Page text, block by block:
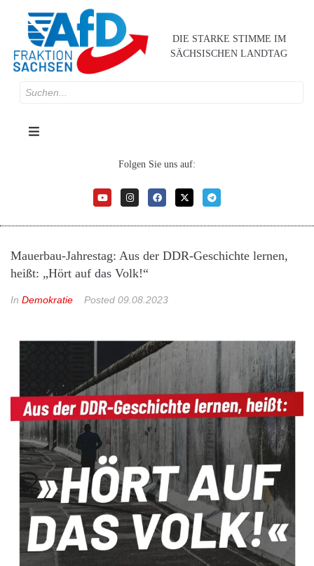
DIE STARKE STIMME IM
SÄCHSISCHEN LANDTAG
Folgen Sie uns auf:
Mauerbau-Jahrestag: Aus der DDR-Geschichte lernen,
heißt: „Hört auf das Volk!“
In Demokratie Posted 09.08.2023